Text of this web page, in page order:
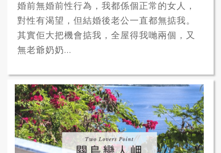
婚前無婚前性行為，我都係個正常的女人，
對性有渴望，但結婚後老公一直都無掂我。
其實佢大把機會掂我，全屋得我哋兩個，又
無老爺奶奶...